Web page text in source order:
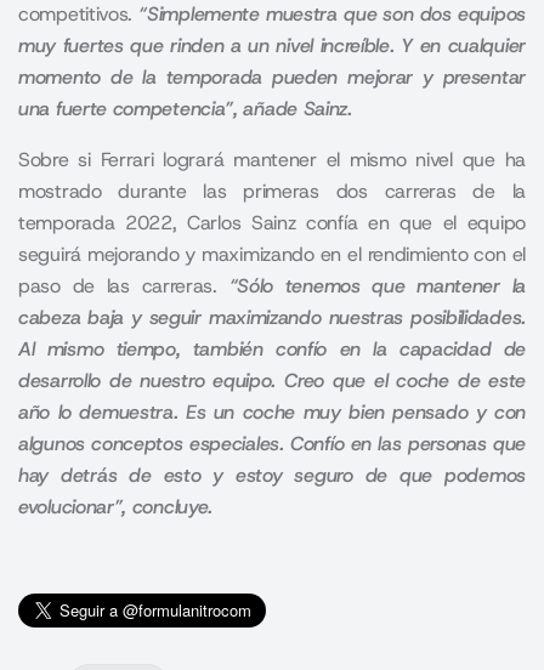
competitivos. “Simplemente muestra que son dos equipos
muy fuertes que rinden a un nivel increíble. Y en cualquier
momento de la temporada pueden mejorar y presentar
una fuerte competencia”, añade Sainz.
Sobre si Ferrari logrará mantener el mismo nivel que ha
mostrado durante las primeras dos carreras de la
temporada 2022, Carlos Sainz confía en que el equipo
seguirá mejorando y maximizando en el rendimiento con el
paso de las carreras. “Sólo tenemos que mantener la
cabeza baja y seguir maximizando nuestras posibilidades.
Al mismo tiempo, también confío en la capacidad de
desarrollo de nuestro equipo. Creo que el coche de este
año lo demuestra. Es un coche muy bien pensado y con
algunos conceptos especiales. Confío en las personas que
hay detrás de esto y estoy seguro de que podemos
evolucionar”, concluye.